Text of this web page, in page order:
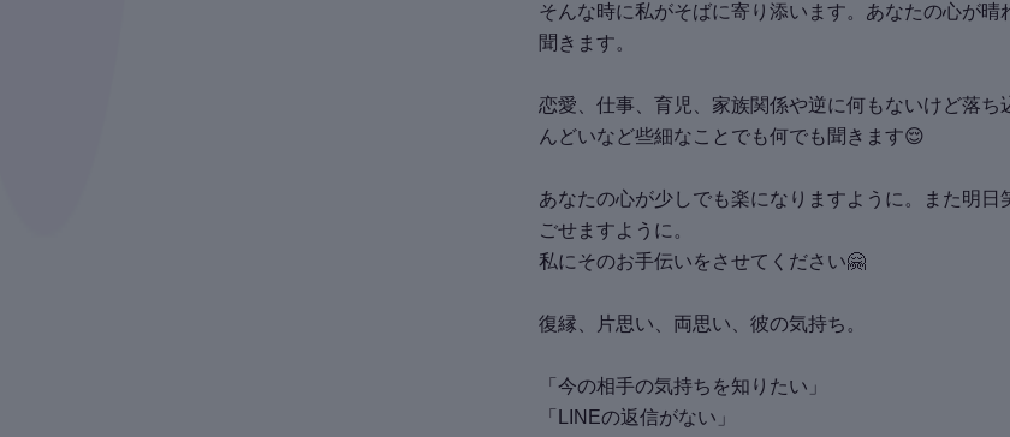
そんな時に私がそばに寄り添います。あなたの心が晴
聞きます。
恋愛、仕事、育児、家族関係や逆に何もないけど落ち
んどいなど些細なことでも何でも聞きます😌
あなたの心が少しでも楽になりますように。また明日
ごせますように。
私にそのお手伝いをさせてください🤗
復縁、片思い、両思い、彼の気持ち。
「今の相手の気持ちを知りたい」
「LINEの返信がない」